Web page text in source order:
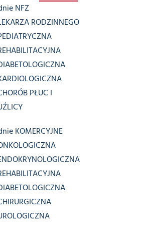
NFZ
RODZINNEGO
PŁUC I
KOMERCYJNE